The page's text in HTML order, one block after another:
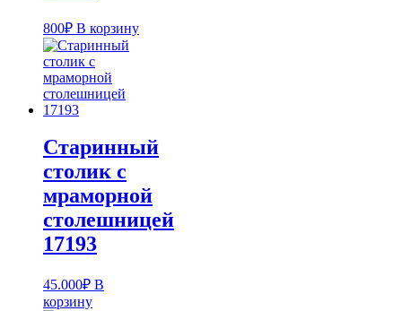
800₽ В корзину
Старинный
столик с
мраморной
столешницей
17193
45.000₽ В
корзину